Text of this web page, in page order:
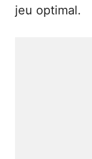
jeu optimal.